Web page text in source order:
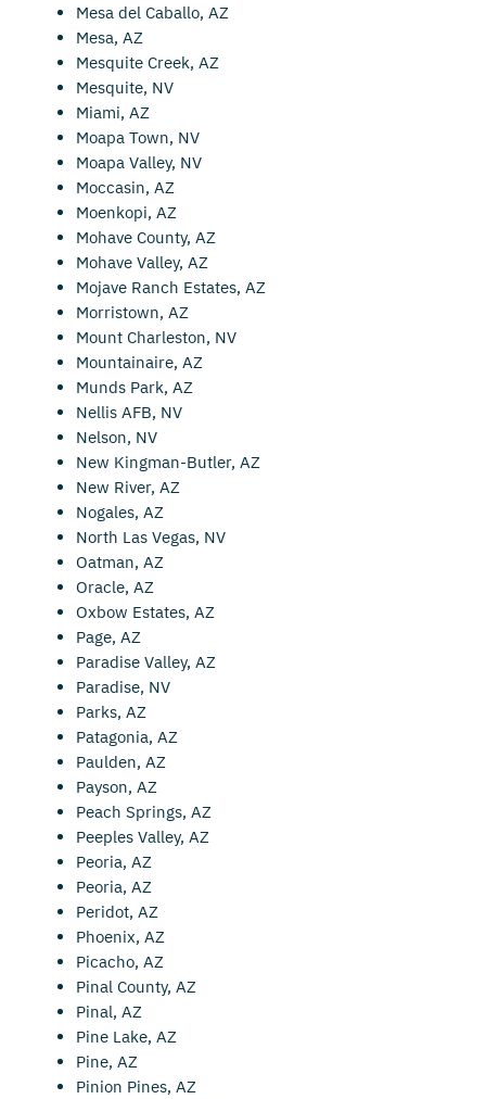
Mesa del Caballo, AZ
Mesa, AZ
Mesquite Creek, AZ
Mesquite, NV
Miami, AZ
Moapa Town, NV
Moapa Valley, NV
Moccasin, AZ
Moenkopi, AZ
Mohave County, AZ
Mohave Valley, AZ
Mojave Ranch Estates, AZ
Morristown, AZ
Mount Charleston, NV
Mountainaire, AZ
Munds Park, AZ
Nellis AFB, NV
Nelson, NV
New Kingman-Butler, AZ
New River, AZ
Nogales, AZ
North Las Vegas, NV
Oatman, AZ
Oracle, AZ
Oxbow Estates, AZ
Page, AZ
Paradise Valley, AZ
Paradise, NV
Parks, AZ
Patagonia, AZ
Paulden, AZ
Payson, AZ
Peach Springs, AZ
Peeples Valley, AZ
Peoria, AZ
Peoria, AZ
Peridot, AZ
Phoenix, AZ
Picacho, AZ
Pinal County, AZ
Pinal, AZ
Pine Lake, AZ
Pine, AZ
Pinion Pines, AZ